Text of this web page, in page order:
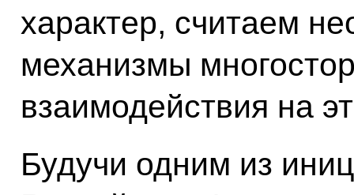
характер, считаем
механизмы
взаимодействия на
Будучи одним из